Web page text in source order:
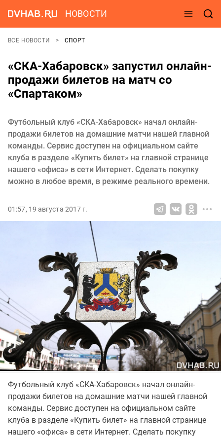
НОВОСТИ
ВСЕ НОВОСТИ СПОРТ
«СКА-Хабаровск» запустил онлайн-
продажи билетов на матч со
«Спартаком»
Футбольный клуб «СКА-Хабаровск» начал онлайн-
продажи билетов на домашние матчи нашей главной
команды. Сервис доступен на официальном сайте
клуба в разделе «Купить билет» на главной странице
нашего «офиса» в сети Интернет. Сделать покупку
можно в любое время, в режиме реального времени.
01:57, 19 августа 2017 г.
Футбольный клуб «СКА-Хабаровск» начал онлайн-
продажи билетов на домашние матчи нашей главной
команды. Сервис доступен на официальном сайте
клуба в разделе «Купить билет» на главной странице
нашего «офиса» в сети Интернет. Сделать покупку